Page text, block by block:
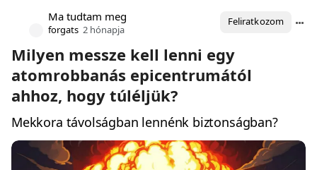
Ma tudtam meg
forgats 2 hónapja
Feliratkozom
Milyen messze kell lenni egy
atomrobbanás epicentrumától
ahhoz, hogy túléljük?
Mekkora távolságban lennénk biztonságban?